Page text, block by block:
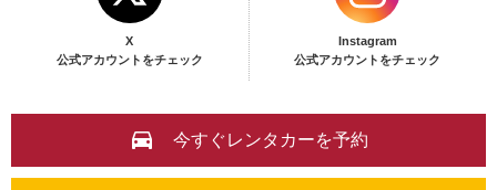
X
公式アカウントをチェック
Instagram
公式アカウントをチェック
今すぐレンタカーを予約